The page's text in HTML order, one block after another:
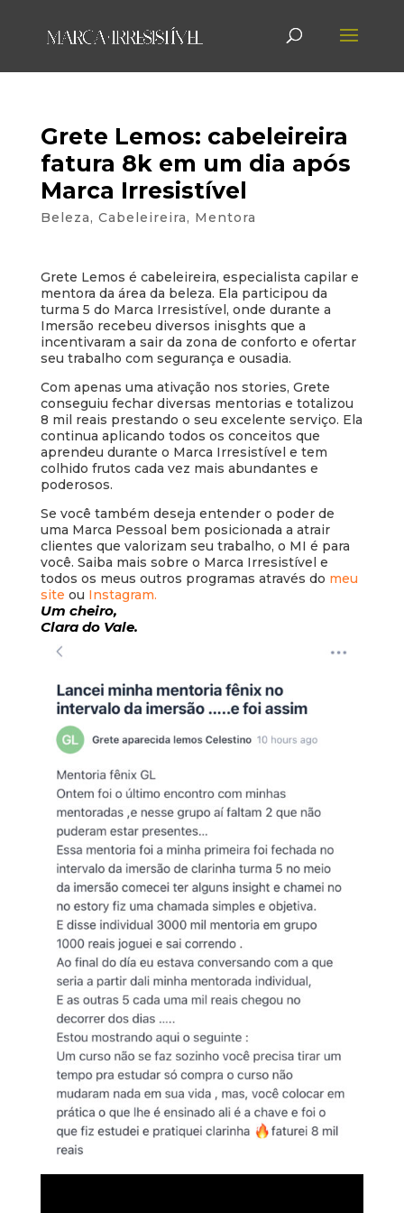
Grete Lemos: cabeleireira
fatura 8k em um dia após
Marca Irresistível
Beleza, Cabeleireira, Mentora
Grete Lemos é cabeleireira, especialista capilar e
mentora da área da beleza. Ela participou da
turma 5 do Marca Irresistível, onde durante a
Imersão recebeu diversos inisghts que a
incentivaram a sair da zona de conforto e ofertar
seu trabalho com segurança e ousadia.
Com apenas uma ativação nos stories, Grete
conseguiu fechar diversas mentorias e totalizou
8 mil reais prestando o seu excelente serviço. Ela
continua aplicando todos os conceitos que
aprendeu durante o Marca Irresistível e tem
colhido frutos cada vez mais abundantes e
poderosos.
Se você também deseja entender o poder de
uma Marca Pessoal bem posicionada a atrair
clientes que valorizam seu trabalho, o MI é para
você. Saiba mais sobre o Marca Irresistível e
todos os meus outros programas através do meu
site ou Instagram.
Um cheiro,
Clara do Vale.